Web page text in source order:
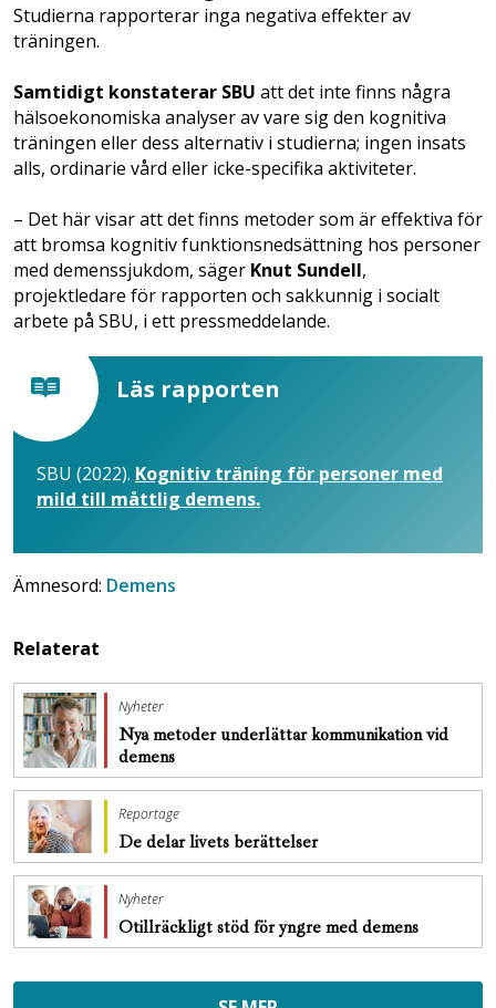
Studierna rapporterar inga negativa effekter av
träningen.
Samtidigt konstaterar SBU att det inte finns några
hälsoekonomiska analyser av vare sig den kognitiva
träningen eller dess alternativ i studierna; ingen insats
alls, ordinarie vård eller icke-specifika aktiviteter.
– Det här visar att det finns metoder som är effektiva för
att bromsa kognitiv funktionsnedsättning hos personer
med demenssjukdom, säger Knut Sundell,
projektledare för rapporten och sakkunnig i socialt
arbete på SBU, i ett pressmeddelande.
Läs rapporten
SBU (2022). Kognitiv träning för personer med
mild till måttlig demens.
Ämnesord: Demens
Relaterat
Nyheter
Nya metoder underlättar kommunikation vid
demens
Reportage
De delar livets berättelser
Nyheter
Otillräckligt stöd för yngre med demens